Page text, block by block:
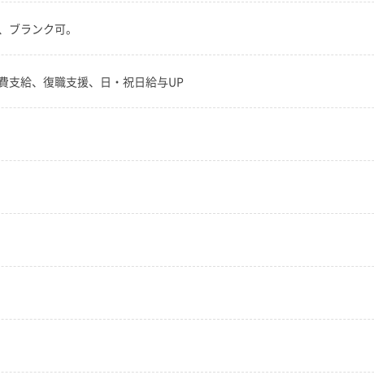
ランク可。
支給、復職支援、日・祝日給与UP